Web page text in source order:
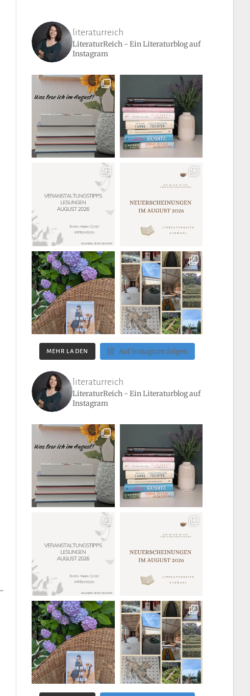
literaturreich
LiteraturReich - Ein Literaturblog auf
Instagram
MEHR LADEN Auf Instagram folgen
literaturreich
LiteraturReich - Ein Literaturblog auf
Instagram